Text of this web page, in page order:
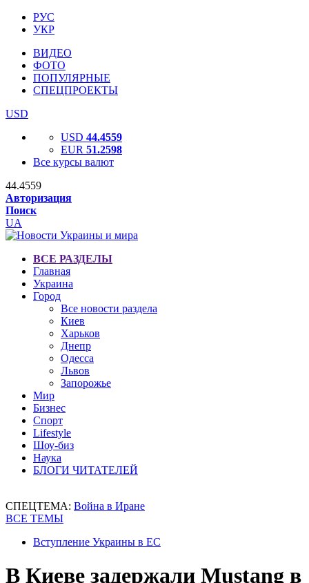
РУС
УКР
ВИДЕО
ФОТО
ПОПУЛЯРНЫЕ
СПЕЦПРОЕКТЫ
USD
USD 44.4559
EUR 51.2598
Все курсы валют
44.4559
Авторизация
Поиск
UA
ВСЕ РАЗДЕЛЫ
Главная
Украина
Город
Все новости раздела
Киев
Харьков
Днепр
Одесса
Львов
Запорожье
Мир
Бизнес
Спорт
Lifestyle
Шоу-биз
Наука
БЛОГИ ЧИТАТЕЛЕЙ
СПЕЦТЕМА: Война в Иране
ВСЕ ТЕМЫ
Вступление Украины в ЕС
В Киеве задержали Mustang в